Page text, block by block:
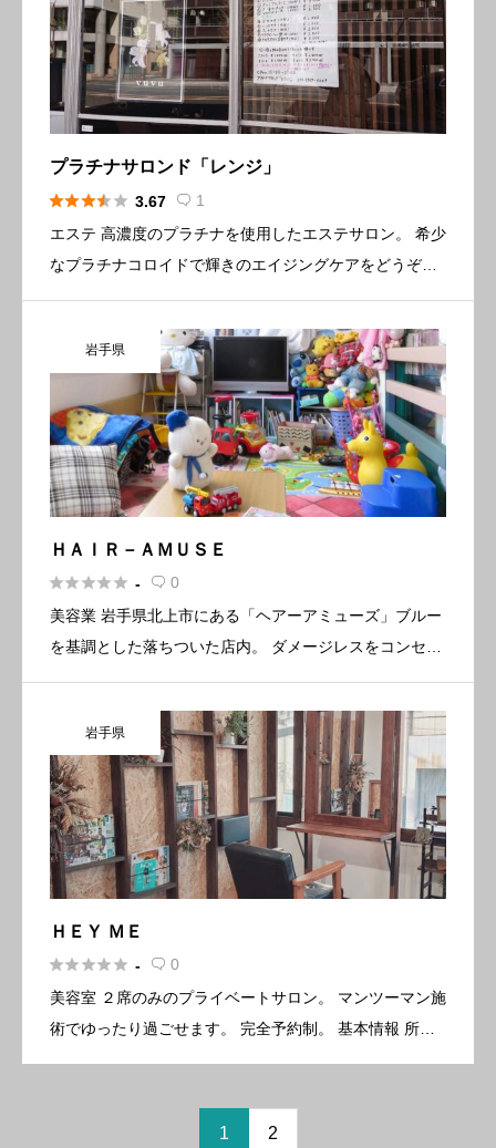
プラチナサロンド「レンジ」
 3.67  1
エステ 高濃度のプラチナを使用したエステサロン。 希少
なプラチナコロイドで輝きのエイジングケアをどうぞ。
電話番号090-2367-5069 営業時間 […]
岩手県
ＨＡＩＲ－ＡＭＵＳＥ
 -  0
美容業 岩手県北上市にある「ヘアーアミューズ」ブルー
を基調とした落ちついた店内。 ダメージレスをコンセプ
毛・白髪・デリケート肌などお悩みに幅広く相談のでき
るサロンです。 […]
岩手県
ＨＥＹ ＭＥ
 -  0
美容室 ２席のみのプライベートサロン。 マンツーマン施
術でゆったり過ごせます。 完全予約制。 基本情報 所在
地〒024-0034 岩手県北上市諏訪町2-4-36-2F 電話番号0
1 2